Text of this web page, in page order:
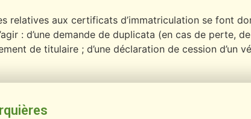
relatives aux certificats d’immatriculation se font
: d’une demande de duplicata (en cas de perte,
de titulaire ; d’une déclaration de cession d’un